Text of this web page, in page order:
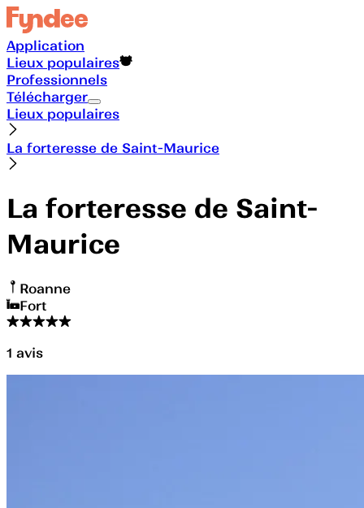
Application
Lieux populaires
Professionnels
Télécharger
Lieux populaires
La forteresse de Saint-Maurice
La forteresse de Saint-
Maurice
Roanne
Fort
1 avis